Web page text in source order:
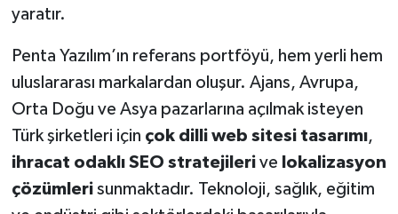
yaratır.
Penta Yazılım’ın referans portföyü, hem yerli hem
uluslararası markalardan oluşur. Ajans, Avrupa,
Orta Doğu ve Asya pazarlarına açılmak isteyen
Türk şirketleri için çok dilli web sitesi tasarımı,
ihracat odaklı SEO stratejilerive lokalizasyon
çözümlerisunmaktadır. Teknoloji, sağlık, eğitim